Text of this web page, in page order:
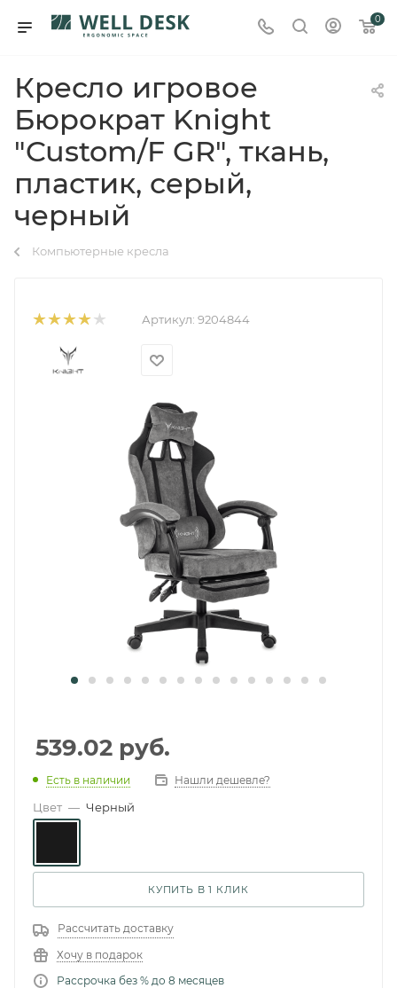
0
Кресло игровое
Бюрократ Knight
"Custom/F GR", ткань,
пластик, серый,
черный
Компьютерные кресла
Артикул: 9204844
539.02 руб.
Есть в наличии Нашли дешевле?
Цвет — Черный
КУПИТЬ В 1 КЛИК
Рассчитать доставку
Хочу в подарок
Рассрочка без % до 8 месяцев